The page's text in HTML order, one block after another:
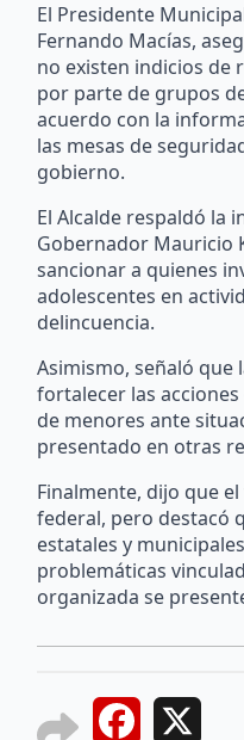
El Presidente
Fernando Macías,
no existen indicios de
por parte de grupos
acuerdo con la
las mesas de
gobierno.
El Alcalde respaldó la
Gobernador Mauricio
sancionar a quienes
adolescentes en
delincuencia.
Asimismo, señaló que
fortalecer las
de menores ante
presentado en otras
Finalmente, dijo que
federal, pero destacó
estatales y
problemáticas
organizada se
Facebook